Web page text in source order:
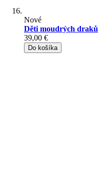
Nové
Děti moudrých draků
39,00 €
Do košíka